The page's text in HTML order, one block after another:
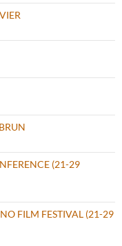
(21-29
FILM FESTIVAL (21-29